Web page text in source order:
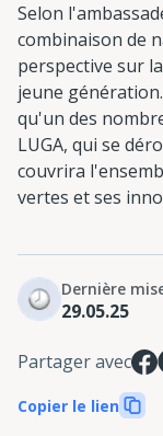
Selon
combinaison de
perspective sur
jeune
qu'un des
LUGA, qui se
couvrira
vertes et ses
Dernière
29.05.25
Partager avec
Copier le lien